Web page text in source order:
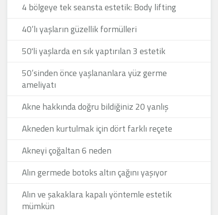
4 bölgeye tek seansta estetik: Body lifting
40’lı yaşların güzellik formülleri
50'li yaşlarda en sık yaptırılan 3 estetik
50’sinden önce yaşlananlara yüz germe
ameliyatı
Akne hakkında doğru bildiğiniz 20 yanlış
Akneden kurtulmak için dört farklı reçete
Akneyi çoğaltan 6 neden
Alın germede botoks altın çağını yaşıyor
Alın ve şakaklara kapalı yöntemle estetik
mümkün